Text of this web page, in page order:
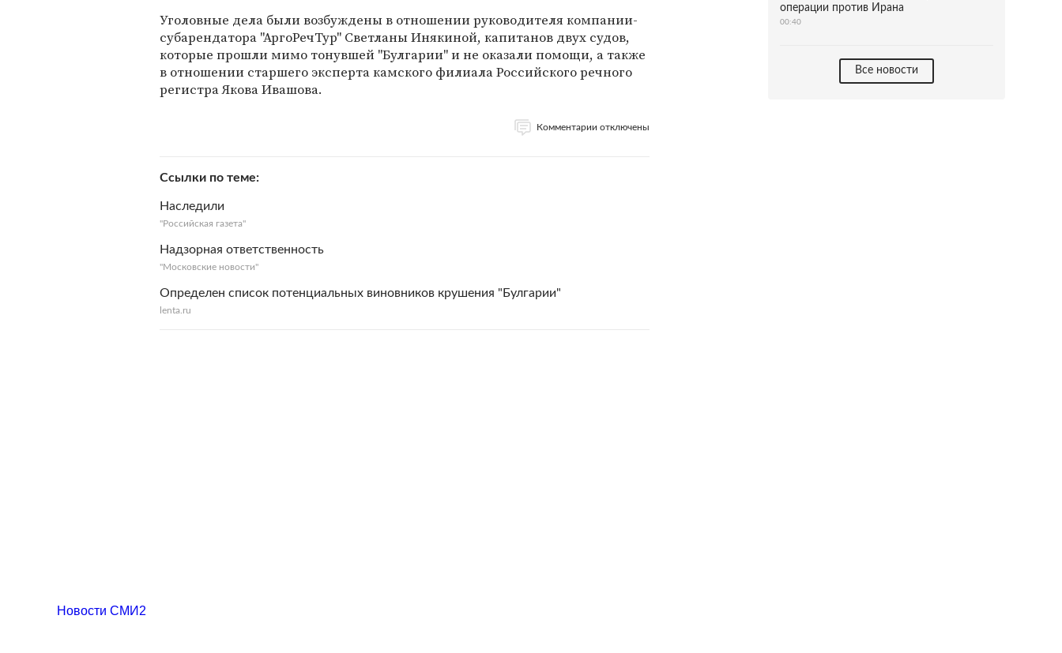
Уголовные дела были возбуждены в отношении руководителя компании-
субарендатора "АргоРечТур" Светланы Инякиной, капитанов двух судов,
которые прошли мимо тонувшей "Булгарии" и не оказали помощи, а также
в отношении старшего эксперта камского филиала Российского речного
регистра Якова Ивашова.
Комментарии отключены
Ссылки по теме
Наследили
"Российская газета"
Надзорная ответственность
"Московские новости"
Определен список потенциальных виновников крушения "Булгарии"
lenta.ru
операции против Ирана
00:40
Все новости
Новости СМИ2